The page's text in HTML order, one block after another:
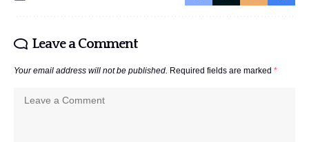
Leave a Comment
Your email address will not be published. Required fields are marked *